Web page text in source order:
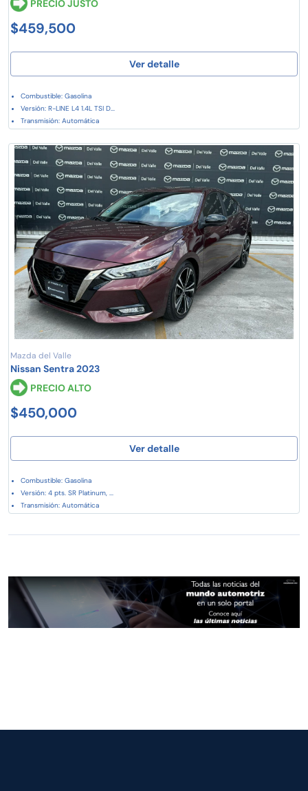
PRECIO JUSTO
$459,500
Ver detalle
Combustible: Gasolina
Versión: R-LINE L4 1.4L TSI D...
Transmisión: Automática
Mazda del Valle
Nissan Sentra 2023
PRECIO ALTO
$450,000
Ver detalle
Combustible: Gasolina
Versión: 4 pts. SR Platinum, ...
Transmisión: Automática